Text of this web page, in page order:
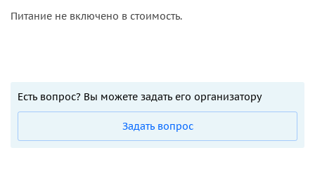
Питание не включено в стоимость.
Есть вопрос? Вы можете задать его организатору
Задать вопрос